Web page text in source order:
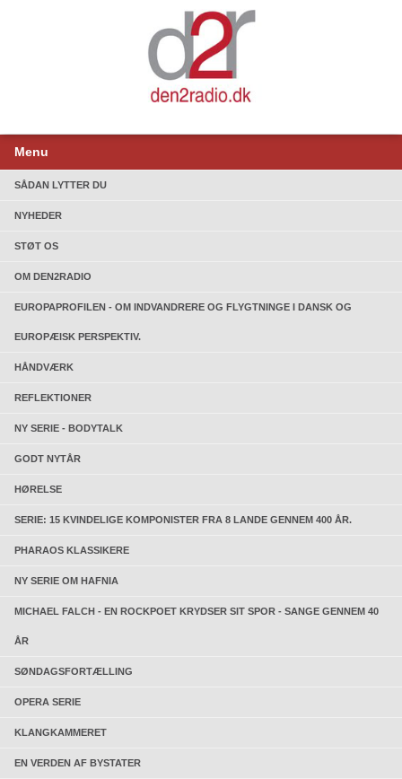
Menu
SÅDAN LYTTER DU
NYHEDER
STØT OS
OM DEN2RADIO
EUROPAPROFILEN - OM INDVANDRERE OG FLYGTNINGE I DANSK OG
EUROPÆISK PERSPEKTIV.
HÅNDVÆRK
REFLEKTIONER
NY SERIE - BODYTALK
GODT NYTÅR
HØRELSE
SERIE: 15 KVINDELIGE KOMPONISTER FRA 8 LANDE GENNEM 400 ÅR.
PHARAOS KLASSIKERE
NY SERIE OM HAFNIA
MICHAEL FALCH - EN ROCKPOET KRYDSER SIT SPOR - SANGE GENNEM 40
ÅR
SØNDAGSFORTÆLLING
OPERA SERIE
KLANGKAMMERET
EN VERDEN AF BYSTATER